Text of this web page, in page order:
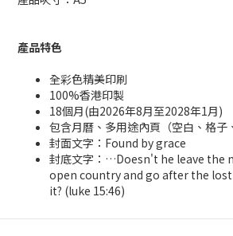
產品特色
全彩色精美印刷
100%香港印製
18個月(由2026年8月至2028年1月)
包含月曆、多用途內頁（空白、格子
封面文字：Found by grace
封底文字：…Doesn't he leave the
open country and go after the
it? (luke 15:46)